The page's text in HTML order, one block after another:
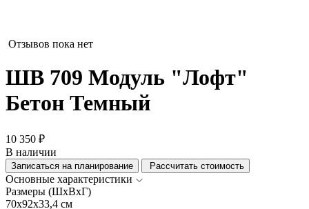
Отзывов пока нет
ШВ 709 Модуль "Лофт"
Бетон Темный
10 350 ₽
В наличии
Записаться на планирование Рассчитать стоимость
Основные характеристики
Размеры (ШхВхГ)
70x92x33,4 см